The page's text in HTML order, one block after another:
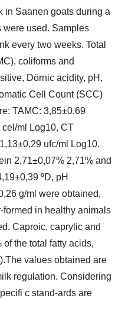
in Saanen goats during a
were used. Samples
every two weeks. Total
coliforms and
Dörnic acidity, pH,
Cell Count (SCC)
TAMC: 3,85±0,69
ml Log10, CT
ufc/ml Log10.
2,71±0,07% 2,71% and
ºD, pH
g/ml were obtained,
formed in healthy animals
Caproic, caprylic and
the total fatty acids,
values obtained are
regulation. Considering
c stand-ards are